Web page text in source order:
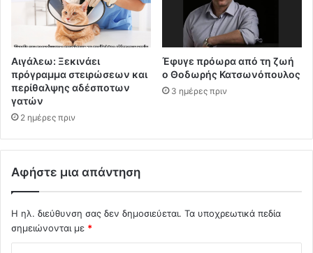
Αιγάλεω: Ξεκινάει
πρόγραμμα στειρώσεων και
περίθαλψης αδέσποτων
γατών
2 ημέρες πριν
Έφυγε πρόωρα από τη ζωή
ο Θοδωρής Κατσωνόπουλος
3 ημέρες πριν
Αφήστε μια απάντηση
Η ηλ. διεύθυνση σας δεν δημοσιεύεται. Τα υποχρεωτικά πεδία
σημειώνονται με *